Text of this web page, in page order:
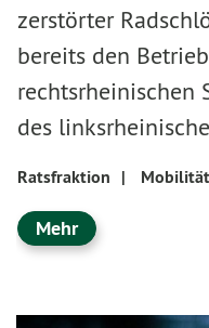
zerstörter
bereits den
rechtsrheinischen
des
Ratsfraktion |
Mehr